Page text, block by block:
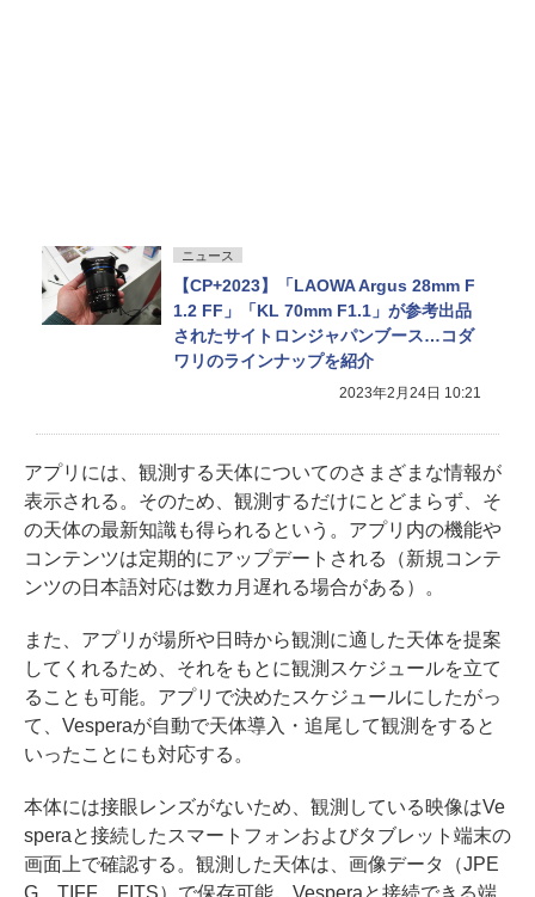
ニュース
【CP+2023】「LAOWA Argus 28mm F
1.2 FF」「KL 70mm F1.1」が参考出品
されたサイトロンジャパンブース…コダ
ワリのラインナップを紹介
2023年2月24日 10:21
アプリには、観測する天体についてのさまざまな情報が
表示される。そのため、観測するだけにとどまらず、そ
の天体の最新知識も得られるという。アプリ内の機能や
コンテンツは定期的にアップデートされる（新規コンテ
ンツの日本語対応は数カ月遅れる場合がある）。
また、アプリが場所や日時から観測に適した天体を提案
してくれるため、それをもとに観測スケジュールを立て
ることも可能。アプリで決めたスケジュールにしたがっ
て、Vesperaが自動で天体導入・追尾して観測をすると
いったことにも対応する。
本体には接眼レンズがないため、観測している映像はVe
speraと接続したスマートフォンおよびタブレット端末の
画面上で確認する。観測した天体は、画像データ（JPE
G、TIFF、FITS）で保存可能。Vesperaと接続できる端